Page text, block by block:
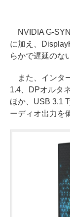
NVIDIA G-
に加え、
らかで遅延のな
また、インタ
1.4、DPオルタ
ほか、USB 3.1
ーディオ出力を